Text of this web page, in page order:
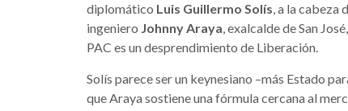
diplomático Luis Guillermo Solís, a la cabeza
ingeniero Johnny Araya, exalcalde de San
PAC es un desprendimiento de Liberación.
Solís parece ser un keynesiano –más Estado
que Araya sostiene una fórmula cercana al